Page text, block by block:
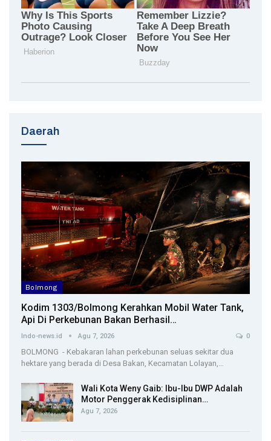
Daerah
Bolmong
Kodim 1303/Bolmong Kerahkan Mobil Water Tank,
Api Di Perkebunan Bakan Berhasil…
Indo-news.id Agu 7, 2026 0
BOLMONG - Kebakaran lahan perkebunan seluas sekitar dua
hektare yang berada di Desa Bakan, Kecamatan Lolayan,…
Wali Kota Weny Gaib: Ibu-Ibu DWP Adalah
Motor Penggerak Kedisiplinan…
Agu 7, 2026